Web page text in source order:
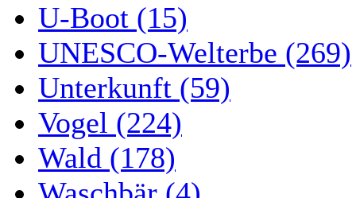
U-Boot (15)
UNESCO-Welterbe (269)
Unterkunft (59)
Vogel (224)
Wald (178)